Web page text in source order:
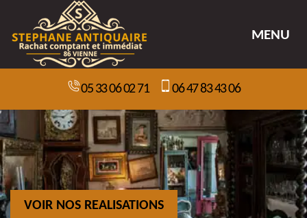
MENU
05 33 06 02 71 06 47 83 43 06
VOIR NOS REALISATIONS